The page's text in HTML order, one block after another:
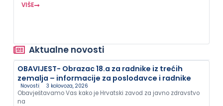
VIŠE
Aktualne novosti
OBAVIJEST- Obrazac 18.a za radnike iz trećih
zemalja – informacije za poslodavce i radnike
Novosti 3 kolovoza, 2026
Obavještavamo Vas kako je Hrvatski zavod za javno zdravstvo
na